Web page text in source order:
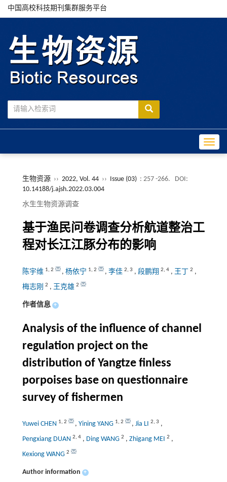
中国高校科技期刊集群服务平台
生物资源 ›› 2022, Vol. 44 ›› Issue (03) : 257 -266.
DOI:
10.14188/j.ajsh.2022.03.004
水生生物资源调查
基于渔民问卷调查分析航道整治工
程对长江江豚分布的影响
陈宇维 1, 2 , 杨依宁 1, 2 , 李佳 2, 3 , 段鹏翔 2, 4, 王丁 2 ,
梅志刚 2 , 王克雄 2
作者信息 +
Analysis of the influence of channel
regulation project on the
distribution of Yangtze finless
porpoises base on questionnaire
survey of fishermen
Yuwei CHEN 1, 2 , Yining YANG 1, 2 , Jia LI 2, 3 ,
Pengxiang DUAN 2, 4, Ding WANG 2 , Zhigang MEI 2 ,
Kexiong WANG 2
Author information +